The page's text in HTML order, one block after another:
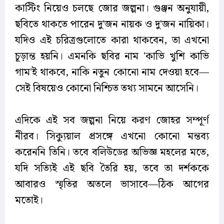
কাস্টিং নিয়েও চলছে জোর জল্পনা। গুঞ্জন অনুযায়ী,
ছবিতে থাকতে পারেন দু'জন নায়ক ও দু'জন নায়িকা।
যদিও এই চরিত্রগুলোতে কারা থাকবেন, তা এখনো
চূড়ান্ত হয়নি। এমনকি ছবির নাম 'কাভি খুশি কাভি
গাম'ই থাকবে, নাকি নতুন কোনো নাম দেওয়া হবে—
সেই বিষয়েও কোনো নিশ্চিত তথ্য সামনে আসেনি।
এদিকে এই সব জল্পনা নিয়ে করণ জোহর সম্পূর্ণ
নীরব। সিক্যুয়াল প্রসঙ্গে এখনো কোনো মন্তব্য
করেননি তিনি। তবে বলিউডের অভিজ্ঞ মহলের মতে,
যদি সত্যিই এই ছবি তৈরি হয়, তবে তা দর্শককে
আবারও স্মৃতির অতলে ভাসাবে—ঠিক আগের
মতোই।